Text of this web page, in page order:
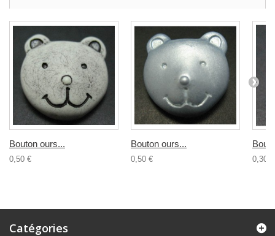
Bouton ours...
0,50 €
Bouton ours...
0,50 € 0,30 €
Catégories